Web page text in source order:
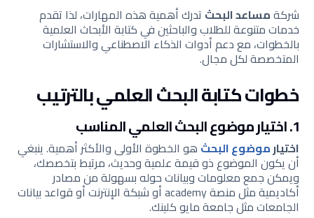
شركةمساعد البحثتدرك أهمية هذه المهارات، لذا تقدم
خدمات متنوعة للطلاب والباحثين في كتابة الأبحاث العلمية
بالخطوات، مع دعم أدوات الذكاء الاصطناعي والاستشارات
المتخصصة لكل مجال.
خطوات كتابة البحث العلمي بالترتيب
1. اختيار موضوع البحث العلمي المناسب
اختيارموضوع البحثهو الخطوة الأولى والأكثر أهمية. ينبغي
أن يكون الموضوع ذو قيمة علمية وحديث، مرتبط بتخصصك،
ويمكن جمع معلومات وبيانات حوله بسهولة من مصادر
أكاديمية مثل منصة academy أو شبكة الإنترنت أو قواعد بيانات
الجامعات مثل جامعة مايو كلينك.